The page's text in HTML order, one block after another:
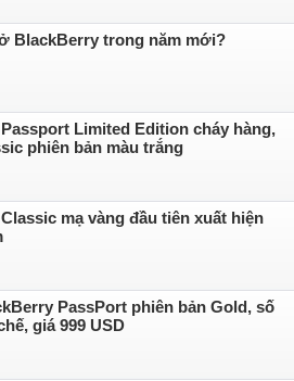
BlackBerry trong năm mới?
Limited Edition cháy hàng,
phiên bản màu trắng
mạ vàng đầu tiên xuất hiện
PassPort phiên bản Gold, số
giá 999 USD